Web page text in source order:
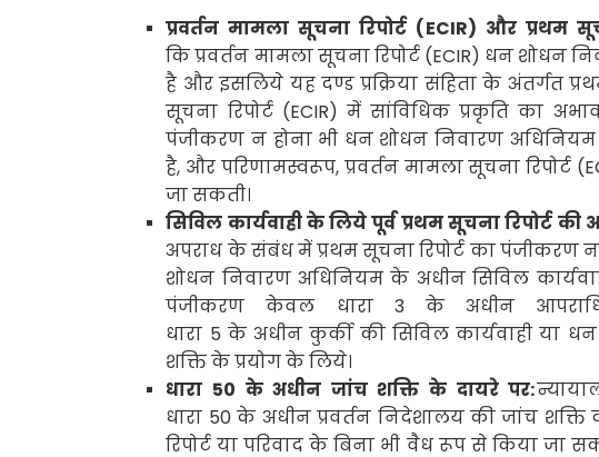
प्रवर्तन मामला सूचना रिपोर्ट (ECIR) और प्रथम
कि प्रवर्तन मामला सूचना रिपोर्ट (ECIR) धन शोधन
है और इसलिये यह दण्ड प्रक्रिया संहिता के अंतर्गत
सूचना रिपोर्ट (ECIR) में सांविधिक प्रकृति का
पंजीकरण न होना भी धन शोधन निवारण अधिनियम
है, और परिणामस्वरूप, प्रवर्तन मामला सूचना रिपोर्ट (
जा सकती।
सिविल कार्यवाही के लिये पूर्व प्रथम सूचना रिपोर्ट
अपराध के संबंध में प्रथम सूचना रिपोर्ट का पंजीकरण न
शोधन निवारण अधिनियम के अधीन सिविल
पंजीकरण केवल धारा 3 के अधीन
धारा 5 के अधीन कुर्की की सिविल कार्यवाही या
शक्ति के प्रयोग के लिये।
धारा 50 के अधीन जांच शक्ति के दायरे पर:
धारा 50के अधीन प्रवर्तन निदेशालय की जांच
रिपोर्ट या परिवाद के बिना भी वैध रूप से किया जा